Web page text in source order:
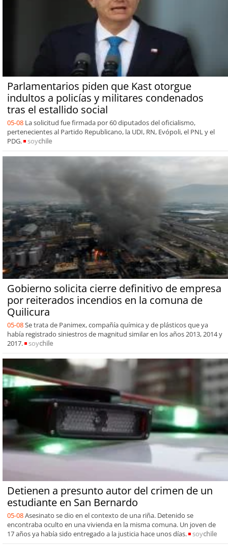
Parlamentarios piden que Kast otorgue
indultos a policías y militares condenados
tras el estallido social
05-08 La solicitud fue firmada por 60 diputados del oficialismo,
pertenecientes al Partido Republicano, la UDI, RN, Evópoli, el PNL y el
PDG.
soychile
Gobierno solicita cierre definitivo de empresa
por reiterados incendios en la comuna de
Quilicura
05-08Se trata de Panimex, compañía química y de plásticos que ya
había registrado siniestros de magnitud similar en los años 2013, 2014 y
2017.
soychile
Detienen a presunto autor del crimen de un
estudiante en San Bernardo
05-08Asesinato se dio en el contexto de una riña. Detenido se
encontraba oculto en una vivienda en la misma comuna. Un joven de
17 años ya había sido entregado a la justicia hace unos días.
soychile